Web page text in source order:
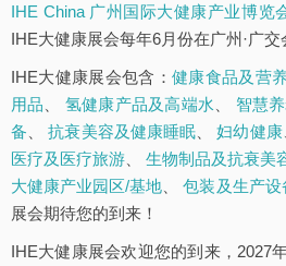
IHE China 广州国际大健康产业博览
IHE大健康展会每年6月份在广州·广交
IHE大健康展会包含： 健康食品及营
用品
氢健康产品及高端水 智慧
备 、抗衰美容及健康睡眠 、妇幼健康
医疗及医疗旅游
生物制品及抗衰美
大健康产业园区/基地 、包装及生产设
展会期待您的到来！
IHE大健康展会欢迎您的到来，2027